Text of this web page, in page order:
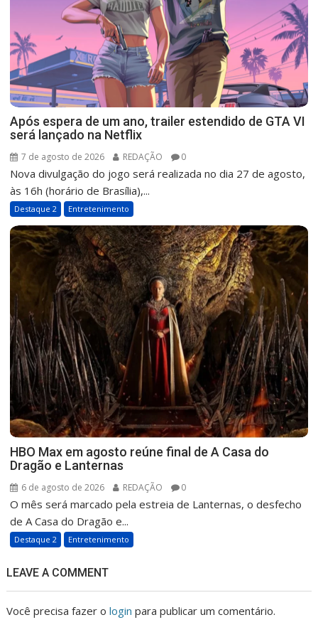
Após espera de um ano, trailer estendido de GTA VI
será lançado na Netflix
7 de agosto de 2026 REDAÇÃO 0
Nova divulgação do jogo será realizada no dia 27 de agosto,
às 16h (horário de Brasília),...
Destaque 2 Entretenimento
HBO Max em agosto reúne final de A Casa do
Dragão e Lanternas
6 de agosto de 2026 REDAÇÃO 0
O mês será marcado pela estreia de Lanternas, o desfecho
de A Casa do Dragão e...
Destaque 2 Entretenimento
LEAVE A COMMENT
Você precisa fazer ologin para publicar um comentário.